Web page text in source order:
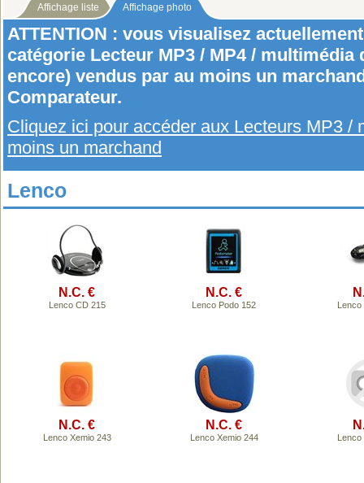
Affichage liste Affichage photo
ATTENTION : vous visualisez
catégorie Lecteur MP3 / MP4 / multimédia
encore) vendus par au moins un
Comparateur.
Cliquez ici pour accéder aux Lecteurs MP3 /
moins un marchand
Lenco
N.C. €
Lenco CD 215
N.C. €
Lenco Podo 152 Lenco
N.C. €
Lenco Xemio 243
N.C. €
Lenco Xemio 244 Lenco